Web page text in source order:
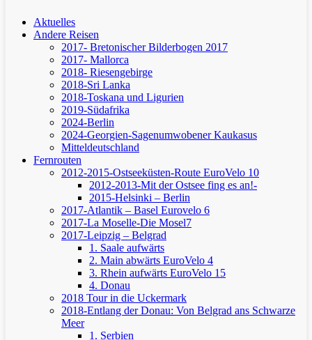
Aktuelles
Andere Reisen
2017- Bretonischer Bilderbogen 2017
2017- Mallorca
2018- Riesengebirge
2018-Sri Lanka
2018-Toskana und Ligurien
2019-Südafrika
2024-Berlin
2024-Georgien-Sagenumwobener Kaukasus
Mitteldeutschland
Fernrouten
2012-2015-Ostseeküsten-Route EuroVelo 10
2012-2013-Mit der Ostsee fing es an!-
2015-Helsinki – Berlin
2017-Atlantik – Basel Eurovelo 6
2017-La Moselle-Die Mosel7
2017-Leipzig – Belgrad
1. Saale aufwärts
2. Main abwärts EuroVelo 4
3. Rhein aufwärts EuroVelo 15
4. Donau
2018 Tour in die Uckermark
2018-Entlang der Donau: Von Belgrad ans Schwarze
Meer
1. Serbien